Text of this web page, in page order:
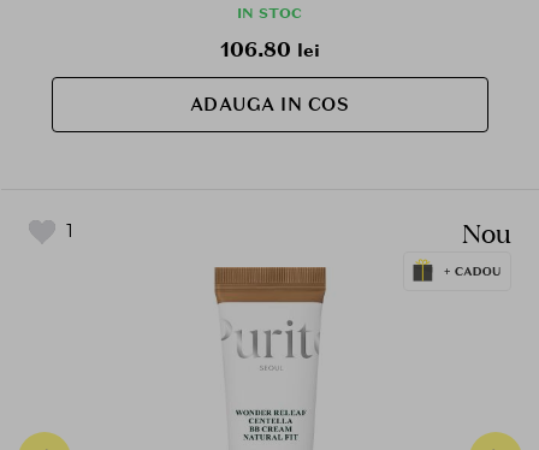
IN STOC
106.80 lei
ADAUGA IN COS
1 Nou